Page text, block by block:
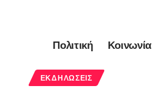
Πολιτική Κοινωνία
ΕΚΔΗΛΏΣΕΙΣ